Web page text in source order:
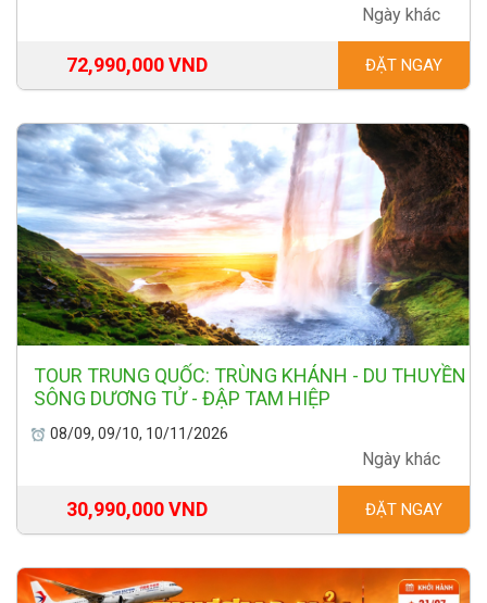
Ngày khác
72,990,000 VND ĐẶT NGAY
TOUR TRUNG QUỐC: TRÙNG KHÁNH - DU THUYỀN
SÔNG DƯƠNG TỬ - ĐẬP TAM HIỆP
08/09, 09/10, 10/11/2026
Ngày khác
30,990,000 VND ĐẶT NGAY